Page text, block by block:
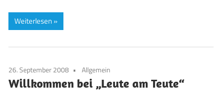
Weiterlesen
26. September 2008 Allgemein
Willkommen bei „Leute am Teute“